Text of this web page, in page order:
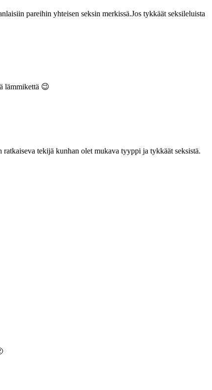
pareihin yhteisen seksin merkissä.Jos tykkäät seksileluista
lämmikettä 😉
tekijä kunhan olet mukava tyyppi ja tykkäät seksistä.